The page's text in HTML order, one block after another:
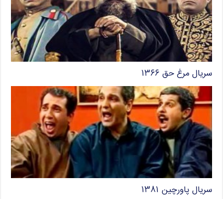
سریال مرغ حق ۱۳۶۶
سریال پاورچین ۱۳۸۱